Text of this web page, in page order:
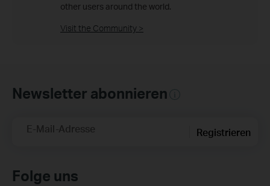
other users around the world.
Visit the Community >
Newsletter abonnieren
E-Mail-Adresse Registrieren
Folge uns